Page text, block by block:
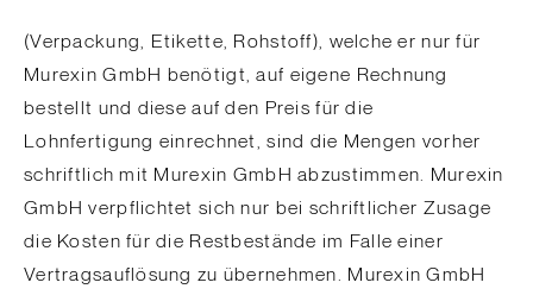
(Verpackung, Etikette, Rohstoff), welche er nur für
Murexin GmbH benötigt, auf eigene Rechnung
bestellt und diese auf den Preis für die
Lohnfertigung einrechnet, sind die Mengen vorher
schriftlich mit Murexin GmbH abzustimmen. Murexin
GmbH verpflichtet sich nur bei schriftlicher Zusage
die Kosten für die Restbestände im Falle einer
Vertragsauflösung zu übernehmen. Murexin GmbH